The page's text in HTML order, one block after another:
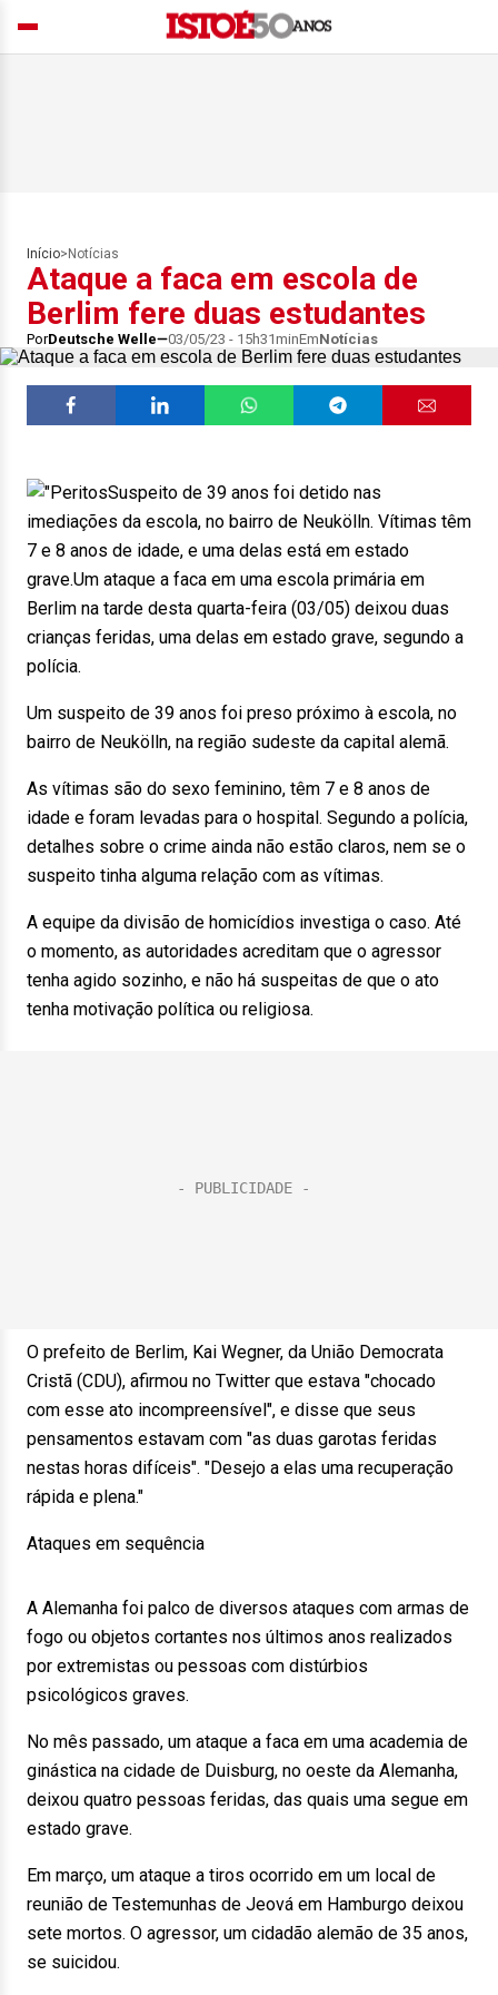
Início> Notícias
Ataque a faca em escola de
Berlim fere duas estudantes
PorDeutsche Welle 03/05/23 - 15h31minEmNotícias
Suspeito de 39 anos foi detido nas
imediações da escola, no bairro de Neukölln. Vítimas têm
7 e 8 anos de idade, e uma delas está em estado
grave.Um ataque a faca em uma escola primária em
Berlim na tarde desta quarta-feira (03/05) deixou duas
crianças feridas, uma delas em estado grave, segundo a
polícia.
Um suspeito de 39 anos foi preso próximo à escola, no
bairro de Neukölln, na região sudeste da capital alemã.
As vítimas são do sexo feminino, têm 7 e 8 anos de
idade e foram levadas para o hospital. Segundo a polícia,
detalhes sobre o crime ainda não estão claros, nem se o
suspeito tinha alguma relação com as vítimas.
A equipe da divisão de homicídios investiga o caso. Até
o momento, as autoridades acreditam que o agressor
tenha agido sozinho, e não há suspeitas de que o ato
tenha motivação política ou religiosa.
O prefeito de Berlim, Kai Wegner, da União Democrata
Cristã (CDU), afirmou no Twitter que estava "chocado
com esse ato incompreensível", e disse que seus
pensamentos estavam com "as duas garotas feridas
nestas horas difíceis". "Desejo a elas uma recuperação
rápida e plena."
Ataques em sequência
A Alemanha foi palco de diversos ataques com armas de
fogo ou objetos cortantes nos últimos anos realizados
por extremistas ou pessoas com distúrbios
psicológicos graves.
No mês passado, um ataque a faca em uma academia de
ginástica na cidade de Duisburg, no oeste da Alemanha,
deixou quatro pessoas feridas, das quais uma segue em
estado grave.
Em março, um ataque a tiros ocorrido em um local de
reunião de Testemunhas de Jeová em Hamburgo deixou
sete mortos. O agressor, um cidadão alemão de 35 anos,
se suicidou.